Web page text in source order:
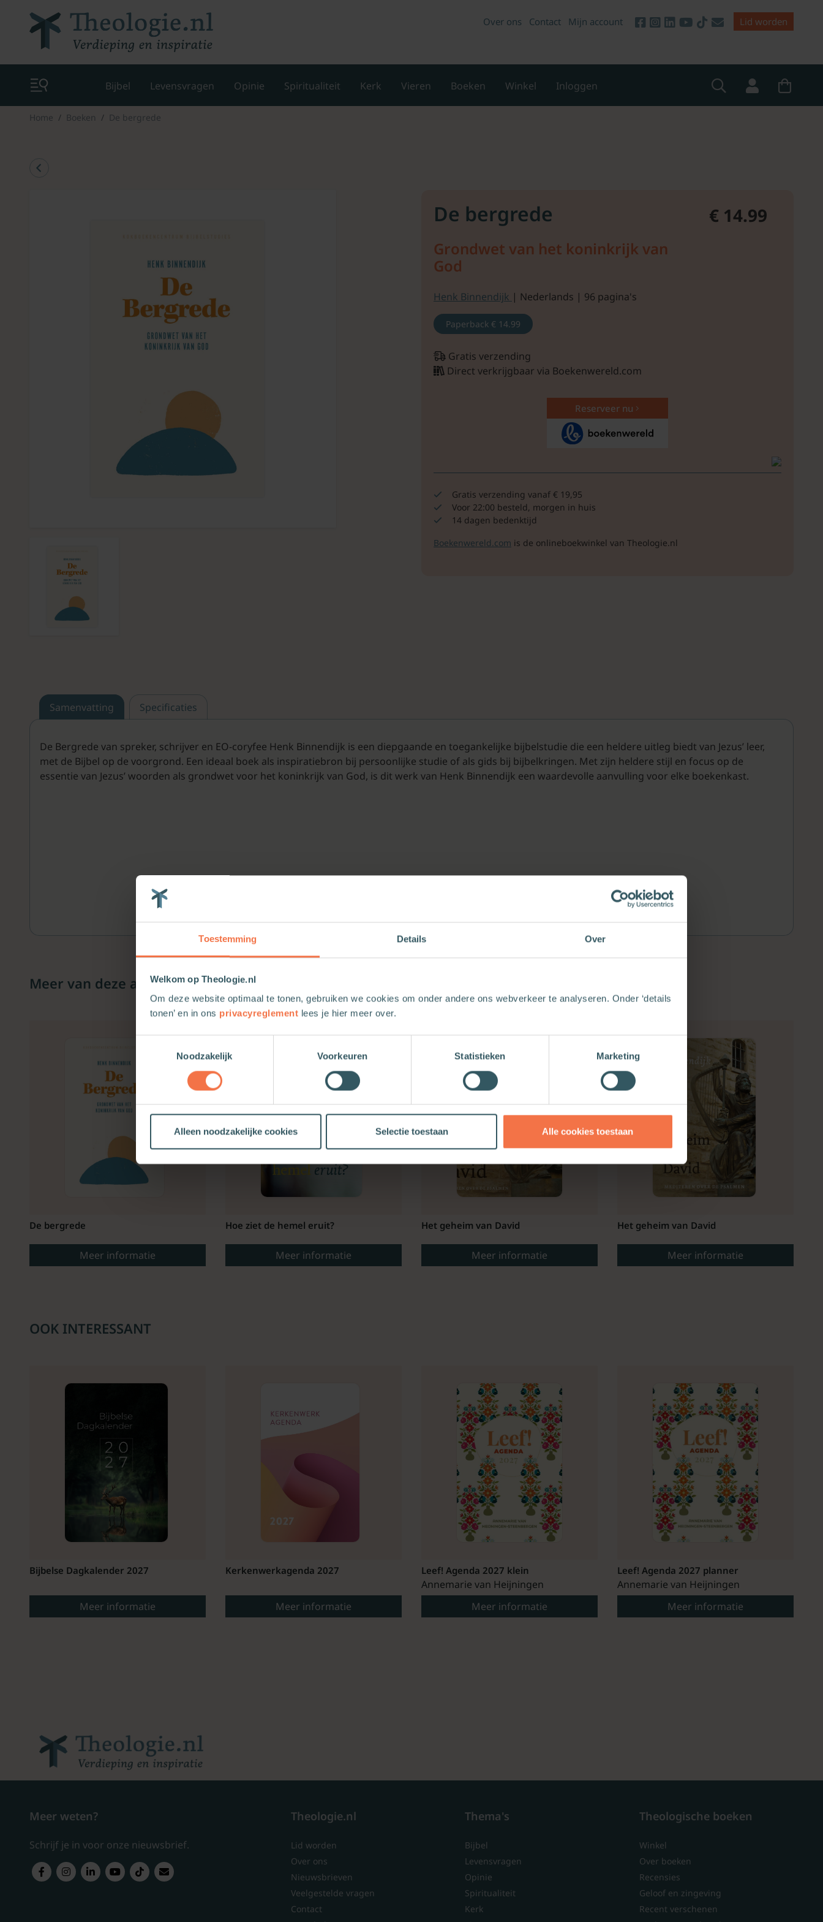
Toestemming Details Over
Welkom op Theologie.nl
Om deze website optimaal te tonen, gebruiken we cookies om onder andere ons webverkeer te analyseren. Onder ‘details
tonen’ en in ons privacyreglement lees je hier meer over.
Noodzakelijk
Voorkeuren Statistieken Marketing
Alleen noodzakelijke cookies Selectie toestaan Alle cookies toestaan
Over ons Contact Mijn account Lid worden
Bijbel Levensvragen Opinie Spiritualiteit Kerk Vieren Boeken Winkel Inloggen
Home Boeken De bergrede
De bergrede
Grondwet van het koninkrijk van
God
€ 14.99
Henk Binnendijk | Nederlands | 96 pagina's
Paperback € 14.99
Gratis verzending
Direct verkrijgbaar via Boekenwereld.com
Reserveer nu
Gratis verzending vanaf € 19,95
Voor 22:00 besteld, morgen in huis
14 dagen bedenktijd
Boekenwereld.com is de onlineboekwinkel van Theologie.nl
Samenvatting Specificaties
De Bergrede van spreker, schrijver en EO-coryfee Henk Binnendijk is een diepgaande en toegankelijke bijbelstudie die een heldere uitleg biedt van Jezus’ leer,
met de Bijbel op de voorgrond. Een ideaal boek als inspiratiebron bij persoonlijke studie of als gids bij bijbelkringen. Met zijn heldere stijl en focus op de
essentie van Jezus’ woorden als grondwet voor het koninkrijk van God, is dit werk van Henk Binnendijk een waardevolle aanvulling voor elke boekenkast.
Meer van deze auteur
De bergrede
Meer informatie
Hoe ziet de hemel eruit?
Meer informatie
Het geheim van David
Meer informatie
Het geheim van David
Meer informatie
OOK INTERESSANT
Bijbelse Dagkalender 2027
Meer informatie
Kerkenwerkagenda 2027
Meer informatie
Leef! Agenda 2027 klein
Annemarie van Heijningen
Meer informatie
Leef! Agenda 2027 planner
Annemarie van Heijningen
Meer informatie
Meer weten?
Schrijf je in voor onze nieuwsbrief.
Theologie.nl
Lid worden
Over ons
Nieuwsbrieven
Veelgestelde vragen
Contact
Thema's
Bijbel
Levensvragen
Opinie
Spiritualiteit
Kerk
Theologische boeken
Winkel
Over boeken
Recensies
Geloof en zingeving
Recent verschenen